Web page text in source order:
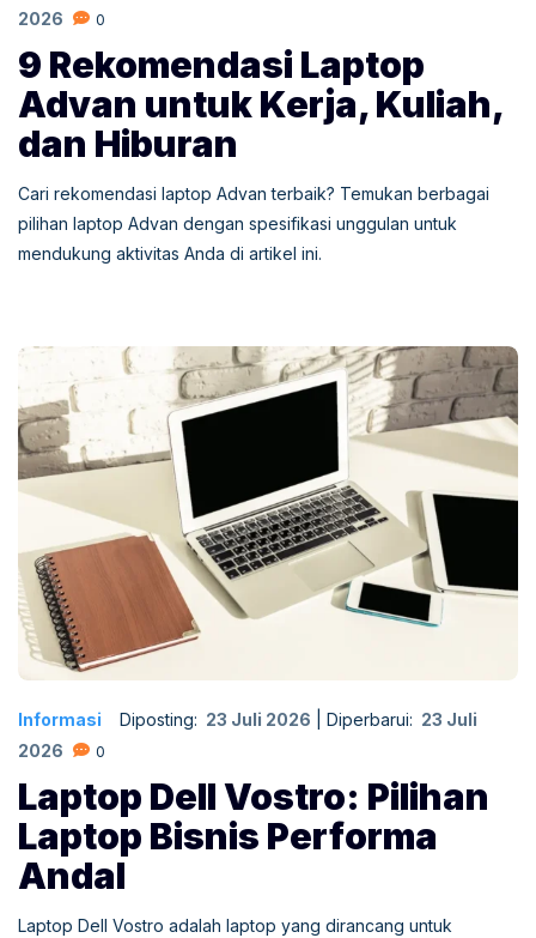
2026
0
9 Rekomendasi Laptop
Advan untuk Kerja, Kuliah,
dan Hiburan
Cari rekomendasi laptop Advan terbaik? Temukan berbagai
pilihan laptop Advan dengan spesifikasi unggulan untuk
mendukung aktivitas Anda di artikel ini.
Informasi Diposting: 23 Juli 2026 Diperbarui: 23 Juli
2026
0
Laptop Dell Vostro: Pilihan
Laptop Bisnis Performa
Andal
Laptop Dell Vostro adalah laptop yang dirancang untuk